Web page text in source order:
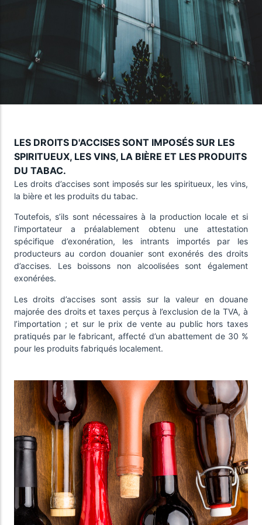
Impôts locaux
Impôts gérés par la Direction
Générale des Impôts
Impôts gérés par les collectivités
locales
Vos obligations
Ensemble des impôts applicables
Taxes diverses: TD
Taxes Forestières: TF
Taxes sur la propriété: TP
LES DROITS D'ACCISES SONT IMPOSÉS SUR LES
SPIRITUEUX, LES VINS, LA BIÈRE ET LES PRODUITS
DU TABAC.
Les droits d’accises sont imposés sur les spiritueux, les vins,
la bière et les produits du tabac.
Toutefois, s’ils sont nécessaires à la production locale et si
l’importateur a préalablement obtenu une attestation
spécifique d’exonération, les intrants importés par les
producteurs au cordon douanier sont exonérés des droits
d’accises. Les boissons non alcoolisées sont également
exonérées.
Les droits d’accises sont assis sur la valeur en douane
majorée des droits et taxes perçus à l’exclusion de la TVA, à
l’importation ; et sur le prix de vente au public hors taxes
pratiqués par le fabricant, affecté d’un abattement de 30 %
pour les produits fabriqués localement.